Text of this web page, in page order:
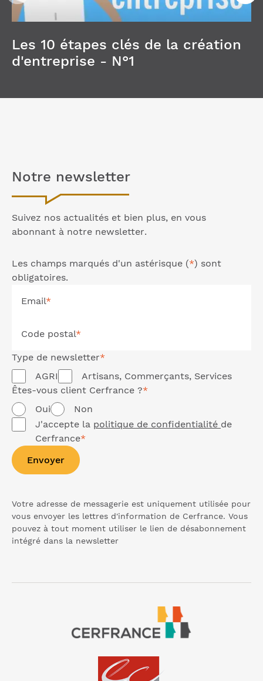
Les 10 étapes clés de la création
d'entreprise - N°1
Notre newsletter
Suivez nos actualités et bien plus, en vous
abonnant à notre newsletter.
Les champs marqués d'un astérisque (*) sont
obligatoires.
Email*
Code postal*
Type de newsletter*
AGRI
Artisans, Commerçants, Services
Êtes-vous client Cerfrance ?*
Oui
Non
J'accepte la politique de confidentialité de
Cerfrance*
Envoyer
Votre adresse de messagerie est uniquement utilisée pour
vous envoyer les lettres d'information de Cerfrance. Vous
pouvez à tout moment utiliser le lien de désabonnement
intégré dans la newsletter